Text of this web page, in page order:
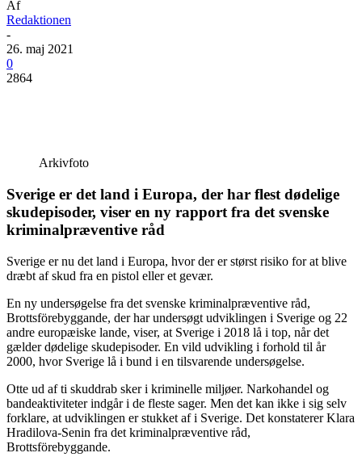
Af
Redaktionen
-
26. maj 2021
0
2864
Arkivfoto
Sverige er det land i Europa, der har flest dødelige
skudepisoder, viser en ny rapport fra det svenske
kriminalpræventive råd
Sverige er nu det land i Europa, hvor der er størst risiko for at blive
dræbt af skud fra en pistol eller et gevær.
En ny undersøgelse fra det svenske kriminalpræventive råd,
Brottsförebyggande, der har undersøgt udviklingen i Sverige og 22
andre europæiske lande, viser, at Sverige i 2018 lå i top, når det
gælder dødelige skudepisoder. En vild udvikling i forhold til år
2000, hvor Sverige lå i bund i en tilsvarende undersøgelse.
Otte ud af ti skuddrab sker i kriminelle miljøer. Narkohandel og
bandeaktiviteter indgår i de fleste sager. Men det kan ikke i sig selv
forklare, at udviklingen er stukket af i Sverige. Det konstaterer Klara
Hradilova-Senin fra det kriminalpræventive råd,
Brottsförebyggande.